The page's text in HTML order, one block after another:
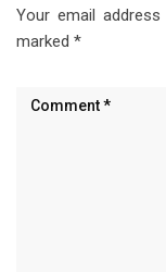
Your email
marked *